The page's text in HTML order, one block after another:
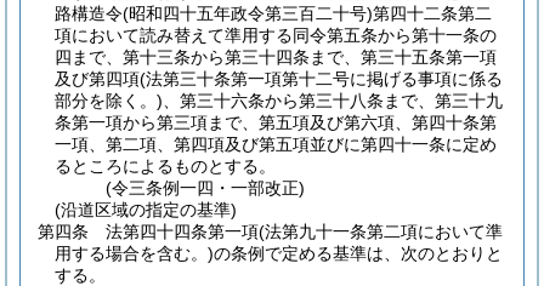
路構造令(昭和四十五年政令第三百二十号)第四十二条第二
項において読み替えて準用する同令第五条から第十一条の
四まで、第十三条から第三十四条まで、第三十五条第一項
及び第四項(法第三十条第一項第十二号に掲げる事項に係る
部分を除く。) 、第三十六条から第三十八条まで、第三十九
条第一項から第三項まで、第五項及び第六項、第四十条第
一項、第二項、第四項及び第五項並びに第四十一条に定め
るところによるものとする。
(令三条例一四・一部改正)
(沿道区域の指定の基準)
第四条
法第四十四条第一項(法第九十一条第二項において準
用する場合を含む。)の条例で定める基準は、次のとおりと
する。